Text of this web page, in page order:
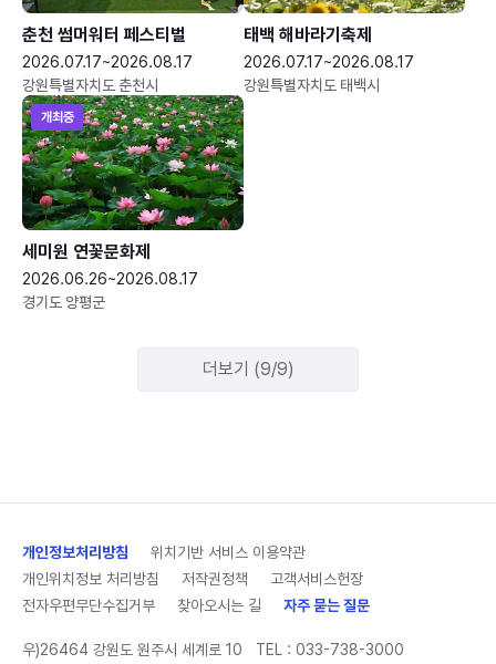
춘천 썸머워터 페스티벌
2026.07.17~2026.08.17
강원특별자치도 춘천시
태백 해바라기축제
2026.07.17~2026.08.17
강원특별자치도 태백시
개최중
세미원 연꽃문화제
2026.06.26~2026.08.17
경기도 양평군
더보기 (9/9)
개인정보처리방침
위치기반 서비스 이용약관
개인위치정보 처리방침
저작권정책
고객서비스헌장
전자우편무단수집거부
찾아오시는 길 자주 묻는 질문
우)26464 강원도 원주시 세계로 10 TEL : 033-738-3000